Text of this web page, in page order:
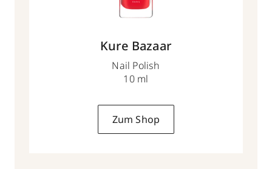
Kure Bazaar
Nail Polish
10 ml
Zum Shop